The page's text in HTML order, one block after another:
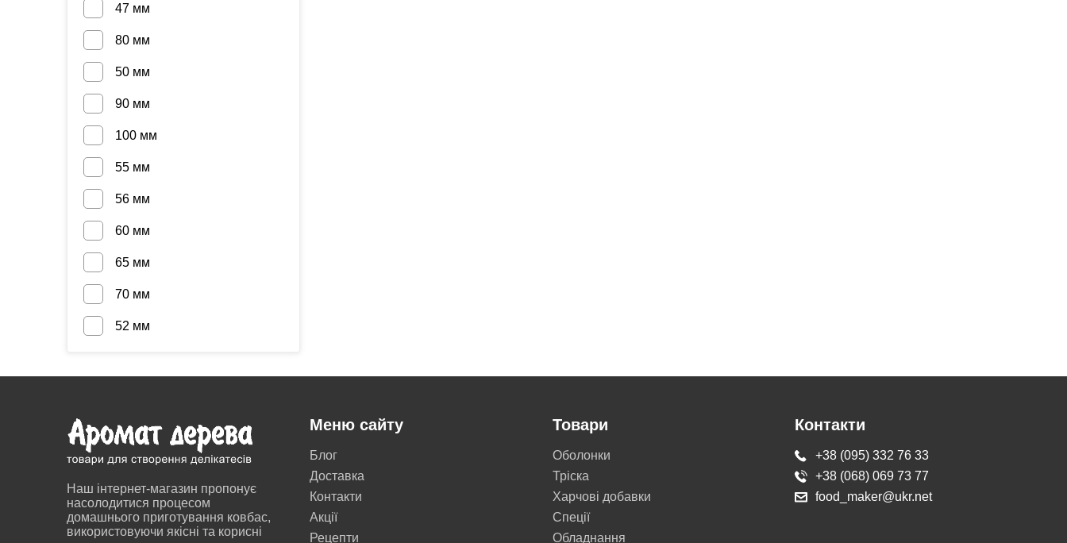
47 мм
80 мм
50 мм
90 мм
100 мм
55 мм
56 мм
60 мм
65 мм
70 мм
52 мм
Наш інтернет-магазин пропонує
насолодитися процесом
домашнього приготування ковбас,
використовуючи якісні та корисні
Меню сайту
Блог
Доставка
Контакти
Акції
Рецепти
Товари
Оболонки
Тріска
Харчові добавки
Cпеції
Обладнання
Контакти
+38 (095) 332 76 33
+38 (068) 069 73 77
food_maker@ukr.net